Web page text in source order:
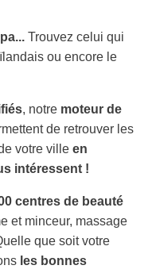
... Trouvez celui qui
ou encore le
, notre moteur de
de retrouver les
votre ville en
intéressent !
centres de beauté
et minceur, massage
que soit votre
les bonnes